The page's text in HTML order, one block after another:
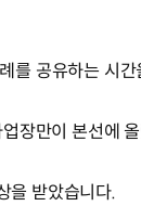
를 공유하는 시
장만이 본선에
을 받았습니다.